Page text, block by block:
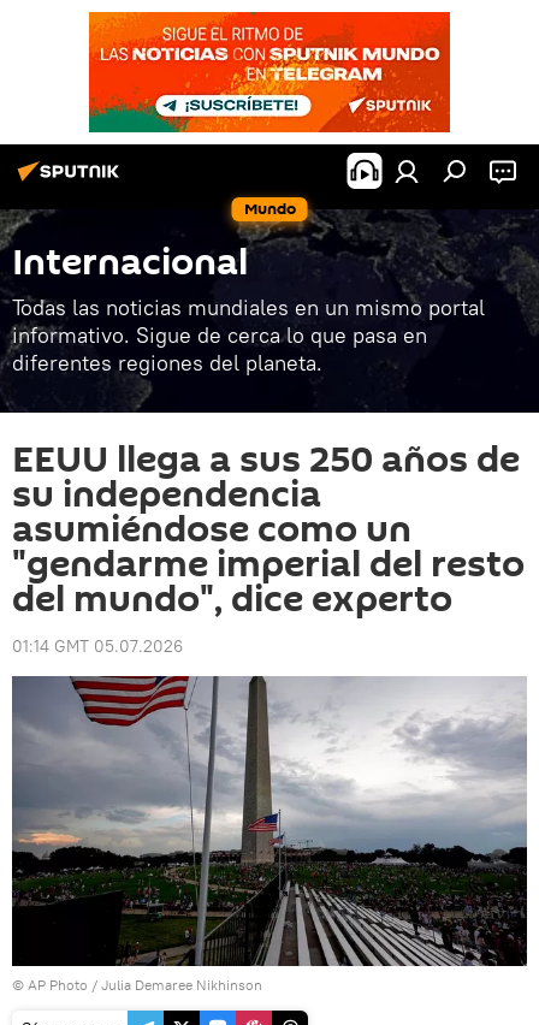
Mundo
Internacional
Todas las noticias mundiales en un mismo portal
informativo. Sigue de cerca lo que pasa en
diferentes regiones del planeta.
EEUU llega a sus 250 años de
su independencia
asumiéndose como un
"gendarme imperial del resto
del mundo", dice experto
01:14 GMT 05.07.2026
© AP Photo / Julia Demaree Nikhinson